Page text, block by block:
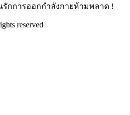
กการออกกำลังกายห้ามพลาด !
reserved